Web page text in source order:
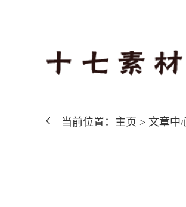
当前位置： 主页 > 文章中